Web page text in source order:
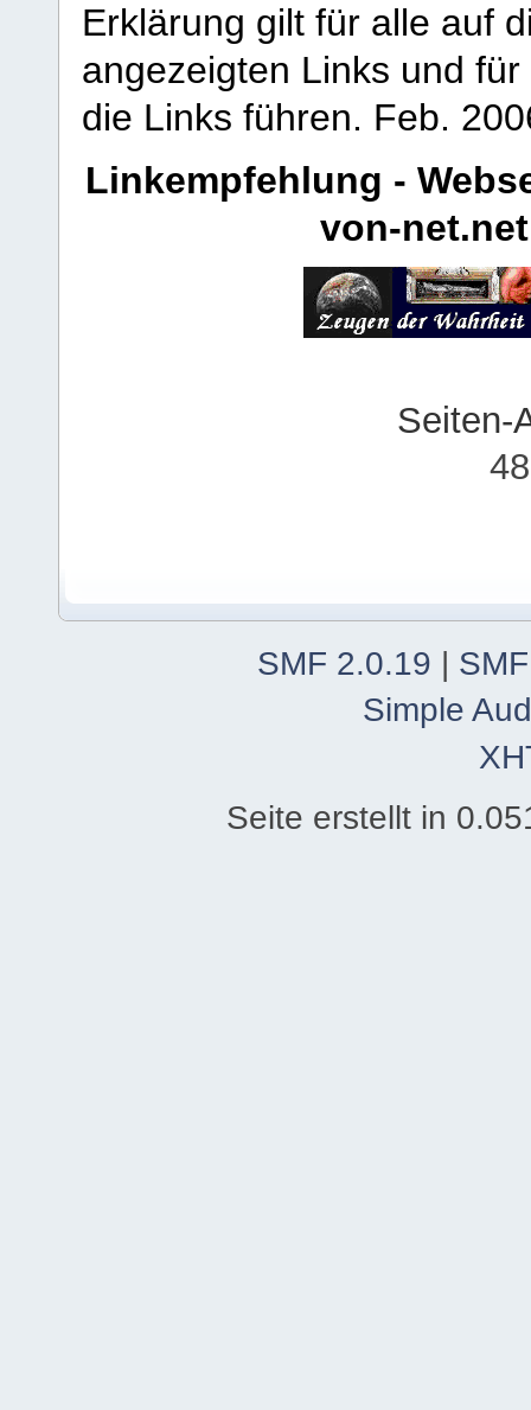
Erklärung gilt für alle auf
angezeigten Links und
die Links führen. Feb.
Linkempfehlung -
von-net.net
Seiten-
SMF 2.0.19
Simple
Seite erstellt in